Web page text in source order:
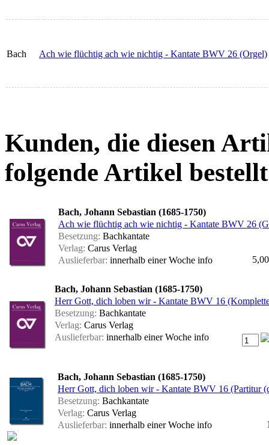
Bach Ach wie flüchtig ach wie nichtig - Kantate BWV 26 (Orgel)
Kunden, die diesen
folgende Artikel
Bach, Johann Sebastian (1685-1750)
Ach wie flüchtig ach wie nichtig - Kantate BWV 26
Besetzung: Bachkantate
Verlag: Carus Verlag
Auslieferbar: innerhalb einer Woche info
Bach, Johann Sebastian (1685-1750)
Herr Gott, dich loben wir - Kantate BWV 16
Besetzung: Bachkantate
Verlag: Carus Verlag
Auslieferbar: innerhalb einer Woche info
Bach, Johann Sebastian (1685-1750)
Herr Gott, dich loben wir - Kantate BWV 16 (Partitur
Besetzung: Bachkantate
Verlag: Carus Verlag
Auslieferbar: innerhalb einer Woche info